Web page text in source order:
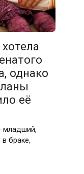
однако
её
младший,
браке,